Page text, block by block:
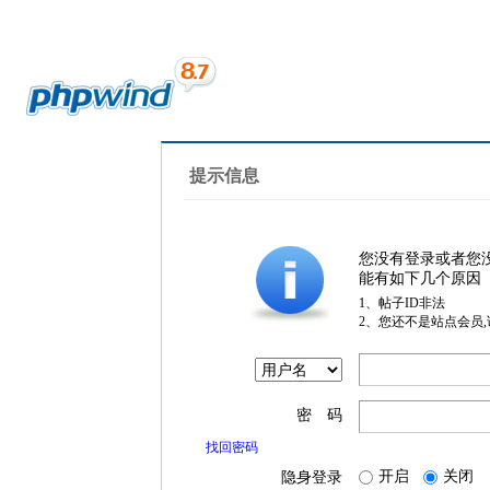
提示信息
您没有登录或者您
能有如下几个原因
1、帖子ID非法
2、您还不是站点会员
密 码
找回密码
隐身登录 开启 关闭